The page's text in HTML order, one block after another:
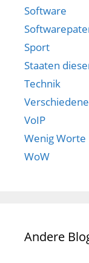
Software
Sport
Staaten
Technik
VoIP
Wenig Worte
WoW
Andere